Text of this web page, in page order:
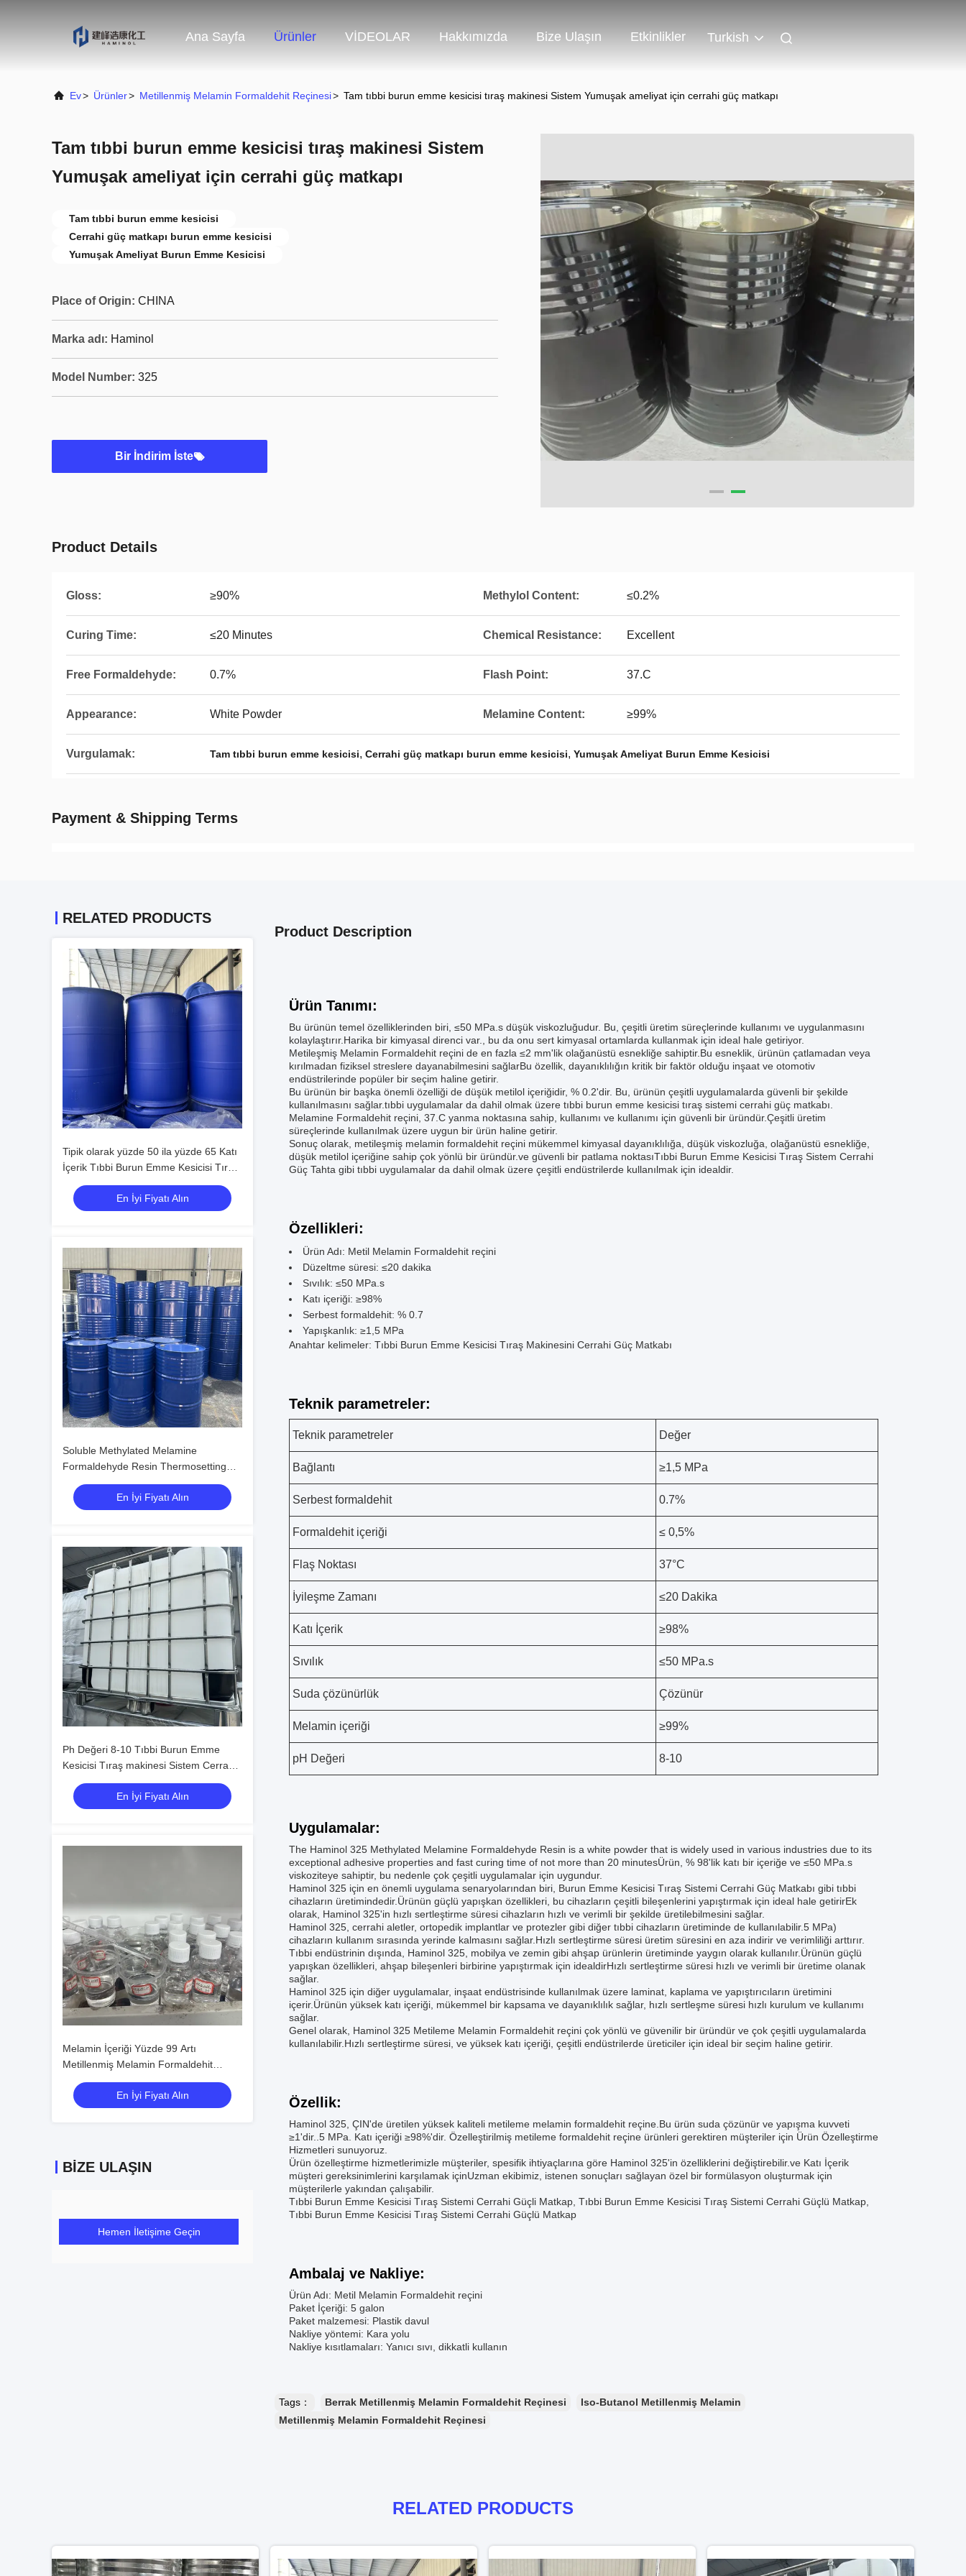
Ana Sayfa Ürünler VİDEOLAR Hakkımızda Bize Ulaşın Etkinlikler Turkish
Ev> Ürünler> Metillenmiş Melamin Formaldehit Reçinesi> Tam tıbbi burun emme kesicisi tıraş makinesi Sistem Yumuşak ameliyat için cerrahi güç matkapı
Tam tıbbi burun emme kesicisi tıraş makinesi Sistem
Yumuşak ameliyat için cerrahi güç matkapı
Tam tıbbi burun emme kesicisi
Cerrahi güç matkapı burun emme kesicisi
Yumuşak Ameliyat Burun Emme Kesicisi
Place of Origin: CHINA
Marka adı: Haminol
Model Number: 325
Bir İndirim İste
Product Details
Gloss: ≥90% Methylol Content: ≤0.2%
Curing Time: ≤20 Minutes Chemical Resistance: Excellent
Free Formaldehyde: 0.7% Flash Point: 37.C
Appearance: White Powder Melamine Content: ≥99%
Vurgulamak: Tam tıbbi burun emme kesicisi, Cerrahi güç matkapı burun emme kesicisi, Yumuşak Ameliyat Burun Emme Kesicisi
Payment & Shipping Terms
RELATED PRODUCTS
Tipik olarak yüzde 50 ila yüzde 65 Katı
İçerik Tıbbi Burun Emme Kesicisi Tıraş
makinesi Sistem Cerrahi güç matkapı
Cerrahi operasyonu sunar
En İyi Fiyatı Alın
Soluble Methylated Melamine
Formaldehyde Resin Thermosetting
Resin Flash Point 37C Kompozit
imalatında ve kağıt kaplamalarında
kullanılır
En İyi Fiyatı Alın
Ph Değeri 8-10 Tıbbi Burun Emme
Kesicisi Tıraş makinesi Sistem Cerrahi
güç matkapı Burun ameliyatı ve emme
yetenekleri sunarEn İyi Fiyatı Alın
Melamin İçeriği Yüzde 99 Artı
Metillenmiş Melamin Formaldehit
Reçinesi Mükemmel Kimyasal Direnç
ve Yüzde 90 veya Üzeri Parlaklık
En İyi Fiyatı Alın
BIZE ULAŞIN
Hemen İletişime Geçin
Product Description
Ürün Tanımı:
Bu ürünün temel özelliklerinden biri, ≤50 MPa.s düşük viskozluğudur. Bu, çeşitli üretim süreçlerinde kullanımı ve uygulanmasını
kolaylaştırır.Harika bir kimyasal direnci var., bu da onu sert kimyasal ortamlarda kullanmak için ideal hale getiriyor.
Metileşmiş Melamin Formaldehit reçini de en fazla ≤2 mm'lik olağanüstü esnekliğe sahiptir.Bu esneklik, ürünün çatlamadan veya
kırılmadan fiziksel streslere dayanabilmesini sağlarBu özellik, dayanıklılığın kritik bir faktör olduğu inşaat ve otomotiv
endüstrilerinde popüler bir seçim haline getirir.
Bu ürünün bir başka önemli özelliği de düşük metilol içeriğidir, % 0.2'dir. Bu, ürünün çeşitli uygulamalarda güvenli bir şekilde
kullanılmasını sağlar.tıbbi uygulamalar da dahil olmak üzere tıbbi burun emme kesicisi tıraş sistemi cerrahi güç matkabı.
Melamine Formaldehit reçini, 37.C yanma noktasına sahip, kullanımı ve kullanımı için güvenli bir üründür.Çeşitli üretim
süreçlerinde kullanılmak üzere uygun bir ürün haline getirir.
Sonuç olarak, metileşmiş melamin formaldehit reçini mükemmel kimyasal dayanıklılığa, düşük viskozluğa, olağanüstü esnekliğe,
düşük metilol içeriğine sahip çok yönlü bir üründür.ve güvenli bir patlama noktasıTıbbi Burun Emme Kesicisi Tıraş Sistem Cerrahi
Güç Tahta gibi tıbbi uygulamalar da dahil olmak üzere çeşitli endüstrilerde kullanılmak için idealdir.
Özellikleri:
Ürün Adı: Metil Melamin Formaldehit reçini
Düzeltme süresi: ≤20 dakika
Sıvılık: ≤50 MPa.s
Katı içeriği: ≥98%
Serbest formaldehit: % 0.7
Yapışkanlık: ≥1,5 MPa
Anahtar kelimeler: Tıbbi Burun Emme Kesicisi Tıraş Makinesini Cerrahi Güç Matkabı
Teknik parametreler:
Teknik parametreler Değer
Bağlantı ≥1,5 MPa
Serbest formaldehit 0.7%
Formaldehit içeriği ≤ 0,5%
Flaş Noktası 37°C
İyileşme Zamanı ≤20 Dakika
Katı İçerik ≥98%
Sıvılık ≤50 MPa.s
Suda çözünürlük Çözünür
Melamin içeriği ≥99%
pH Değeri 8-10
Uygulamalar:
The Haminol 325 Methylated Melamine Formaldehyde Resin is a white powder that is widely used in various industries due to its
exceptional adhesive properties and fast curing time of not more than 20 minutesÜrün, % 98'lik katı bir içeriğe ve ≤50 MPa.s
viskoziteye sahiptir, bu nedenle çok çeşitli uygulamalar için uygundur.
Haminol 325 için en önemli uygulama senaryolarından biri, Burun Emme Kesicisi Tıraş Sistemi Cerrahi Güç Matkabı gibi tıbbi
cihazların üretimindedir.Ürünün güçlü yapışkan özellikleri, bu cihazların çeşitli bileşenlerini yapıştırmak için ideal hale getirirEk
olarak, Haminol 325'in hızlı sertleştirme süresi cihazların hızlı ve verimli bir şekilde üretilebilmesini sağlar.
Haminol 325, cerrahi aletler, ortopedik implantlar ve protezler gibi diğer tıbbi cihazların üretiminde de kullanılabilir.5 MPa)
cihazların kullanım sırasında yerinde kalmasını sağlar.Hızlı sertleştirme süresi üretim süresini en aza indirir ve verimliliği arttırır.
Tıbbi endüstrinin dışında, Haminol 325, mobilya ve zemin gibi ahşap ürünlerin üretiminde yaygın olarak kullanılır.Ürünün güçlü
yapışkan özellikleri, ahşap bileşenleri birbirine yapıştırmak için idealdirHızlı sertleştirme süresi hızlı ve verimli bir üretime olanak
sağlar.
Haminol 325 için diğer uygulamalar, inşaat endüstrisinde kullanılmak üzere laminat, kaplama ve yapıştırıcıların üretimini
içerir.Ürünün yüksek katı içeriği, mükemmel bir kapsama ve dayanıklılık sağlar, hızlı sertleşme süresi hızlı kurulum ve kullanımı
sağlar.
Genel olarak, Haminol 325 Metileme Melamin Formaldehit reçini çok yönlü ve güvenilir bir üründür ve çok çeşitli uygulamalarda
kullanılabilir.Hızlı sertleştirme süresi, ve yüksek katı içeriği, çeşitli endüstrilerde üreticiler için ideal bir seçim haline getirir.
Özellik:
Haminol 325, ÇIN'de üretilen yüksek kaliteli metileme melamin formaldehit reçine.Bu ürün suda çözünür ve yapışma kuvveti
≥1'dir..5 MPa. Katı içeriği ≥98%'dir. Özelleştirilmiş metileme formaldehit reçine ürünleri gerektiren müşteriler için Ürün Özelleştirme
Hizmetleri sunuyoruz.
Ürün özelleştirme hizmetlerimizle müşteriler, spesifik ihtiyaçlarına göre Haminol 325'in özelliklerini değiştirebilir.ve Katı İçerik
müşteri gereksinimlerini karşılamak içinUzman ekibimiz, istenen sonuçları sağlayan özel bir formülasyon oluşturmak için
müşterilerle yakından çalışabilir.
Tıbbi Burun Emme Kesicisi Tıraş Sistemi Cerrahi Güçli Matkap, Tıbbi Burun Emme Kesicisi Tıraş Sistemi Cerrahi Güçlü Matkap,
Tıbbi Burun Emme Kesicisi Tıraş Sistemi Cerrahi Güçlü Matkap
Ambalaj ve Nakliye:
Ürün Adı: Metil Melamin Formaldehit reçini
Paket İçeriği: 5 galon
Paket malzemesi: Plastik davul
Nakliye yöntemi: Kara yolu
Nakliye kısıtlamaları: Yanıcı sıvı, dikkatli kullanın
Tags： Berrak Metillenmiş Melamin Formaldehit Reçinesi
Iso-Butanol Metillenmiş Melamin
Metillenmiş Melamin Formaldehit Reçinesi
RELATED PRODUCTS